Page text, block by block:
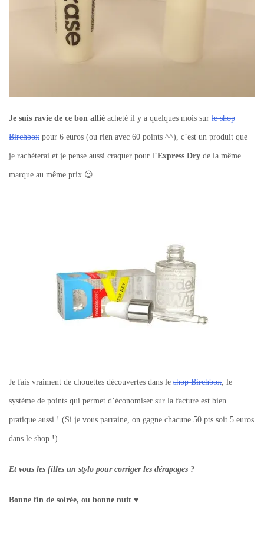
Je suis ravie de ce bon allié acheté il y a quelques mois sur le shop
Birchbox pour 6 euros (ou rien avec 60 points ^^), c’est un produit que
je rachèterai et je pense aussi craquer pour l’Express Dry de la même
marque au même prix 😉
Je fais vraiment de chouettes découvertes dans le shop Birchbox , le
système de points qui permet d’économiser sur la facture est bien
pratique aussi ! (Si je vous parraine, on gagne chacune 50 pts soit 5 euros
dans le shop !).
Et vous les filles un stylo pour corriger les dérapages ?
Bonne fin de soirée, ou bonne nuit ♥